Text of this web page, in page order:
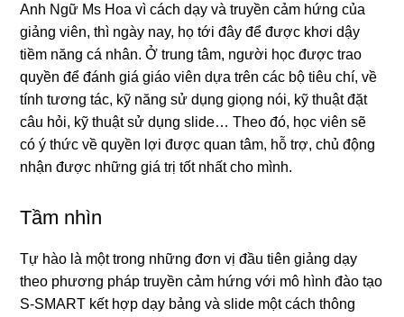
Anh Ngữ Ms Hoa vì cách dạy và truyền cảm hứng của
giảng viên, thì ngày nay, họ tới đây để được khơi dậy
tiềm năng cá nhân. Ở trung tâm, người học được trao
quyền để đánh giá giáo viên dựa trên các bộ tiêu chí, về
tính tương tác, kỹ năng sử dụng giọng nói, kỹ thuật đặt
câu hỏi, kỹ thuật sử dụng slide… Theo đó, học viên sẽ
có ý thức về quyền lợi được quan tâm, hỗ trợ, chủ động
nhận được những giá trị tốt nhất cho mình.
Tầm nhìn
Tự hào là một trong những đơn vị đầu tiên giảng dạy
theo phương pháp truyền cảm hứng với mô hình đào tạo
S-SMART kết hợp dạy bảng và slide một cách thông